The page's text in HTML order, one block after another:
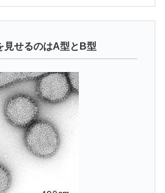
見せるのはA型とB型